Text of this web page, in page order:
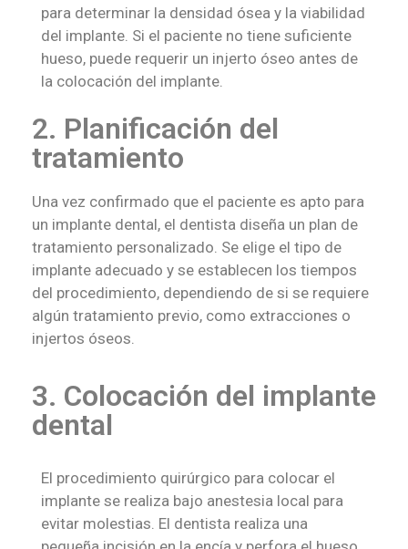
para determinar la densidad ósea y la viabilidad
del implante. Si el paciente no tiene suficiente
hueso, puede requerir un injerto óseo antes de
la colocación del implante.
2. Planificación del
tratamiento
Una vez confirmado que el paciente es apto para
un implante dental, el dentista diseña un plan de
tratamiento personalizado. Se elige el tipo de
implante adecuado y se establecen los tiempos
del procedimiento, dependiendo de si se requiere
algún tratamiento previo, como extracciones o
injertos óseos.
3. Colocación del implante
dental
El procedimiento quirúrgico para colocar el
implante se realiza bajo anestesia local para
evitar molestias. El dentista realiza una